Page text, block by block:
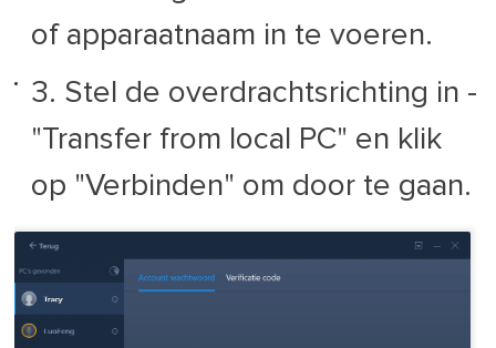
of apparaatnaam in te voeren.
3. Stel de overdrachtsrichting in -
"Transfer from local PC" en klik
op "Verbinden" om door te gaan.